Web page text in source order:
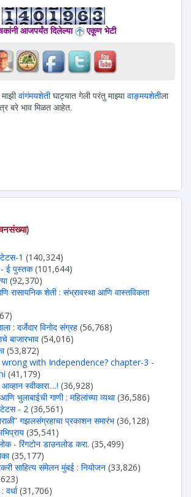
आजपर्यंत दिलेल्या एकूण भेटी
माझीवांगंमयशेतीघाट्यात गेली परंतु माझ्यावाङ्मयशेतीला
बरे भाव मिळत आहेत.
1 (140,324)
- ई पुस्तक (101,644)
(92,370)
रासायनिक शेती : संभ्रावस्था आणि वास्तविकता
: दर्जेदार विनोद संग्रह (56,768)
बाजारभाव (54,016)
(53,872)
with Independence? chapter-3 -
(41,179)
स्वीकारा....! (36,928)
भुलाबाईची गाणी : महिलांच्या व्यथा (36,586)
- 2 (36,561)
गझलसंग्रहाचा प्रकाशन समारंभ (36,128)
(35,541)
- रिंगटोन डाउनलोड करा. (35,499)
(35,177)
साहित्य संमेलन मुंबई : नियोजन (33,826)
(31,706)